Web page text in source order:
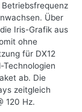
Über
Iris-Grafik aus
ohne
für DX12
Technologien
ab. Die
zeitgleich
120 Hz.